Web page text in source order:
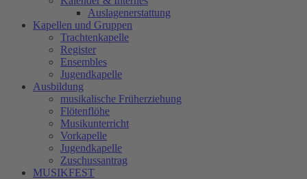
Auslagenerstattung
Kapellen und Gruppen
Trachtenkapelle
Register
Ensembles
Jugendkapelle
Ausbildung
musikalische Früherziehung
Flötenflöhe
Musikunterricht
Vorkapelle
Jugendkapelle
Zuschussantrag
MUSIKFEST